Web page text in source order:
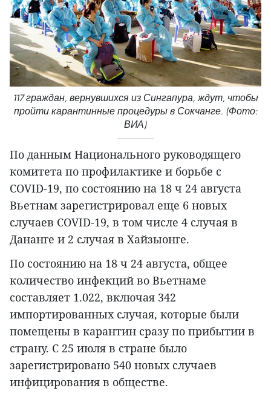
117 граждан, вернувшихся из Сингапура, ждут, чтобы
пройти карантинные процедуры в Сокчанге. (Фото:
ВИА)
По данным Национального руководящего
комитета по профилактике и борьбе с
COVID-19, по состоянию на 18 ч 24 августа
Вьетнам зарегистрировал еще 6 новых
случаев COVID-19, в том числе 4 случая в
Дананге и 2 случая в Хайзыонге.
По состоянию на 18 ч 24 августа, общее
количество инфекций во Вьетнаме
составляет 1.022, включая 342
импортированных случая, которые были
помещены в карантин сразу по прибытии в
страну. С 25 июля в стране было
зарегистрировано 540 новых случаев
инфицирования в обществе.